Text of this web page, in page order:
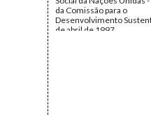
da Comissão para o
Desenvolvimento
de abril de 1997.